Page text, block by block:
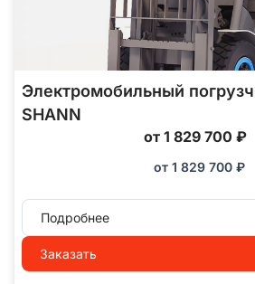
Электромобильный
SHANN
от 1 829 700 ₽
от 1 829 700 ₽
Подробнее
Заказать